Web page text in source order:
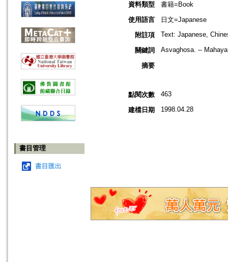
書目管理
書目匯出
資料類型
書籍=Book
使用語言
日文=Japanese
附註項
Text: Japanese,
關鍵詞 Asvaghosa. --
摘要
點閱次數 463
建檔日期 1998.04.28